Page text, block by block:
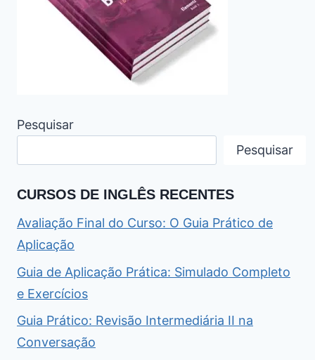
Pesquisar
Pesquisar
CURSOS DE INGLÊS RECENTES
Avaliação Final do Curso: O Guia Prático de
Aplicação
Guia de Aplicação Prática: Simulado Completo
e Exercícios
Guia Prático: Revisão Intermediária II na
Conversação